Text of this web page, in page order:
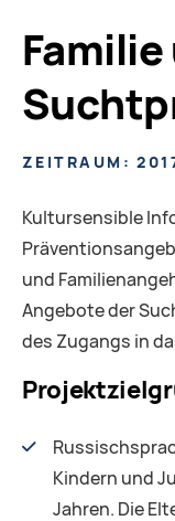
Familie
ZEITRAUM:
Kultursensible
und
Angebote der
des Zugangs in
Kindern und
Jahren. Die